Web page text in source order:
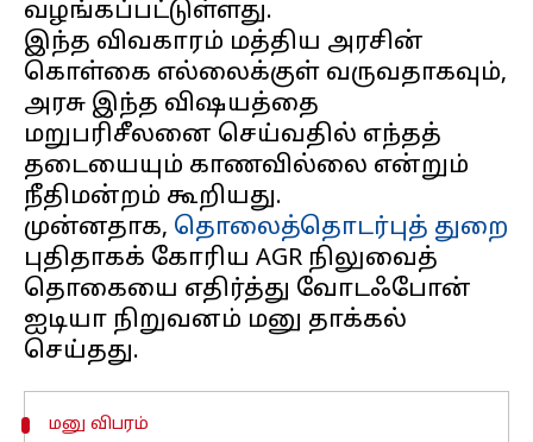
வழங்கப்பட்டுள்ளது.
இந்த விவகாரம் மத்திய அரசின்
கொள்கை எல்லைக்குள் வருவதாகவும்,
அரசு இந்த விஷயத்தை
மறுபரிசீலனை செய்வதில் எந்தத்
தடையையும் காணவில்லை என்றும்
நீதிமன்றம் கூறியது.
முன்னதாக, தொலைத்தொடர்புத் துறை
புதிதாகக் கோரிய AGR நிலுவைத்
தொகையை எதிர்த்து வோடஃபோன்
ஐடியா நிறுவனம் மனு தாக்கல்
மனு விபரம்